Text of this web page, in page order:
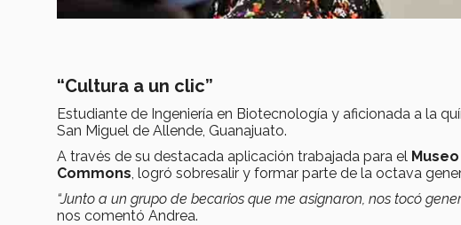
“Cultura a un clic”
Estudiante de Ingeniería en Biotecnología y aficionada a la
San Miguel de Allende, Guanajuato.
A través de su destacada aplicación trabajada para el
Commons, logró sobresalir y formar parte de la octava
“Junto a un grupo de becarios que me asignaron, nos tocó
nos comentó Andrea.